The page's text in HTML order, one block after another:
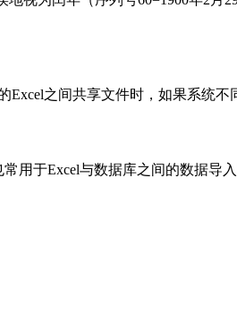
之间共享文件时，如果系统不
于Excel与数据库之间的数据导入